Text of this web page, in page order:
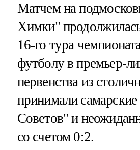
Матчем на
Химки"
16-го тура
футболу в премьер-
первенства из
принимали
Советов" и
со счетом 0:2.